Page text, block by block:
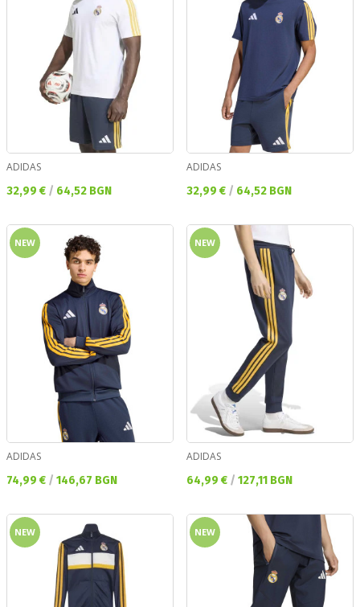
ADIDAS
Текуща цена:
32,99 € / 64,52 BGN
ADIDAS
Текуща цена:
32,99 € / 64,52 BGN
NEW
ADIDAS
Текуща цена:
74,99 € / 146,67 BGN
NEW
ADIDAS
Текуща цена:
64,99 € / 127,11 BGN
NEW NEW